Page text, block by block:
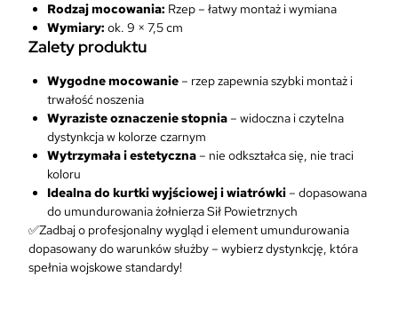
c
i
o
ą
w
a
r
ó
w
Rodzaj mocowania: Rzep – łatwy montaż i wymiana
Wymiary: ok. 9 × 7,5 cm
Zalety produktu
Wygodne mocowanie – rzep zapewnia szybki montaż i
trwałość noszenia
Wyraziste oznaczenie stopnia – widoczna i czytelna
dystynkcja w kolorze czarnym
Wytrzymała i estetyczna – nie odkształca się, nie traci
koloru
Idealna do kurtki wyjściowej i wiatrówki – dopasowana
do umundurowania żołnierza Sił Powietrznych
✅Zadbaj o profesjonalny wygląd i element umundurowania
dopasowany do warunków służby – wybierz dystynkcję, która
spełnia wojskowe standardy!